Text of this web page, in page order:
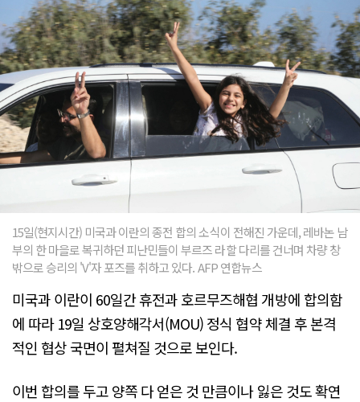
15일(현지시간) 미국과 이란의 종전 합의 소식이 전해진 가운데, 레바논 남
부의 한 마을로 복귀하던 피난민들이 부르즈 라할 다리를 건너며 차량 창
밖으로 승리의 'V'자 포즈를 취하고 있다. AFP 연합뉴스
미국과 이란이 60일간 휴전과 호르무즈해협 개방에 합의함
에 따라 19일 상호양해각서(MOU) 정식 협약 체결 후 본격
적인 협상 국면이 펼쳐질 것으로 보인다.
이번 합의를 두고 양쪽 다 얻은 것 만큼이나 잃은 것도 확연